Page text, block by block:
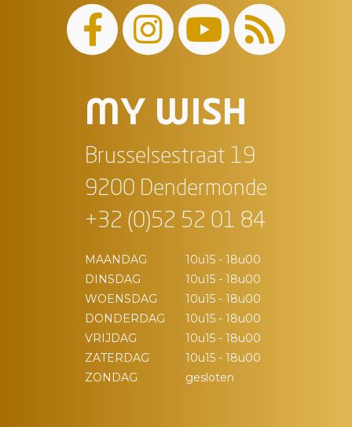
MY WISH
Brusselsestraat 19
9200 Dendermonde
+32 (0)52 52 01 84
MAANDAG
10u15 - 18u00
DINSDAG
10u15 - 18u00
WOENSDAG
10u15 - 18u00
DONDERDAG
10u15 - 18u00
VRIJDAG
10u15 - 18u00
ZATERDAG
10u15 - 18u00
ZONDAG
gesloten